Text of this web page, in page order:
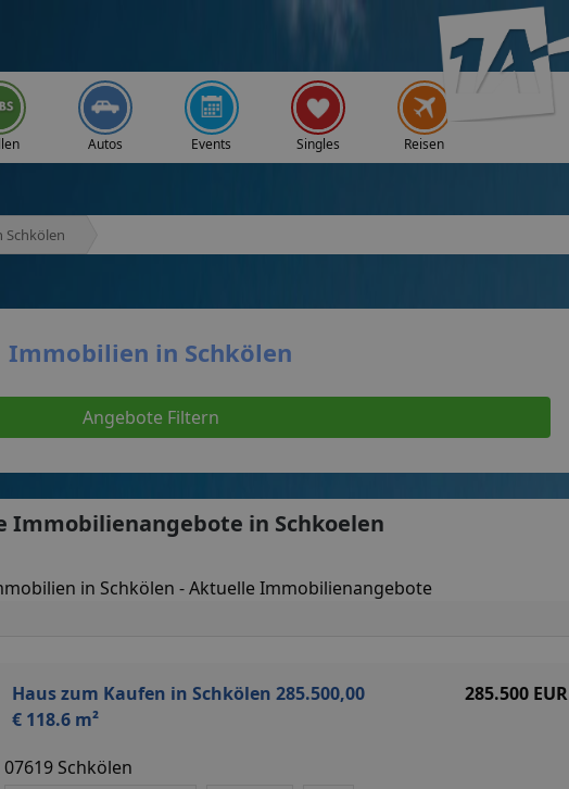
Autos Events Singles Reisen
Immobilien in Schkölen
Angebote Filtern
Immobilienangebote in Schkoelen
in Schkölen - Aktuelle Immobilienangebote
Haus zum Kaufen in Schkölen 285.500,00
€ 118.6 m²
285.500 EUR
07619 Schkölen